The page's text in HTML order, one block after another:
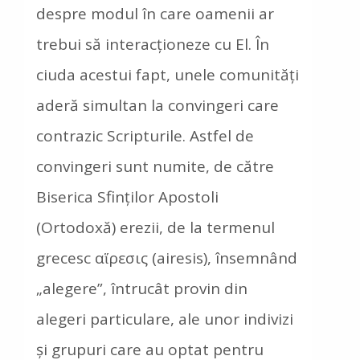
despre modul în care oamenii ar
trebui să interacţioneze cu El. În
ciuda acestui fapt, unele comunităţi
aderă simultan la convingeri care
contrazic Scripturile. Astfel de
convingeri sunt numite, de către
Biserica Sfinţilor Apostoli
(Ortodoxă) erezii, de la termenul
grecesc αἵρεσις (airesis), însemnând
„alegere”, întrucât provin din
alegeri particulare, ale unor indivizi
şi grupuri care au optat pentru